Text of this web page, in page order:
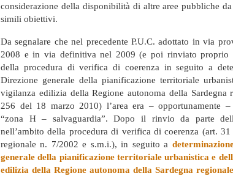
considerazione della disponibilità di altre aree pubbliche da
simili obiettivi.
Da segnalare che nel precedente P.U.C. adottato in via
2008 e in via definitiva nel 2009 (e poi rinviato proprio
della procedura di verifica di coerenza in seguito a
Direzione generale della pianificazione territoriale
vigilanza edilizia della Regione autonoma della Sardegna
256 del 18 marzo 2010) l’area era – opportunamente –
“zona H – salvaguardia”. Dopo il rinvio da parte
nell’ambito della procedura di verifica di coerenza (art. 31
regionale n. 7/2002 e s.m.i.), in seguito a
generale della pianificazione territoriale urbanistica e
edilizia della Regione autonoma della Sardegna